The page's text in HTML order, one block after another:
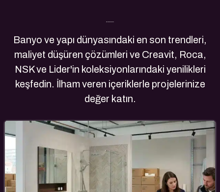
Son Yazılarımız
Banyo ve yapı dünyasındaki en son trendleri,
maliyet düşüren çözümleri ve Creavit, Roca,
NSK ve Lider'in koleksiyonlarındaki yenilikleri
keşfedin. İlham veren içeriklerle projelerinize
değer katın.